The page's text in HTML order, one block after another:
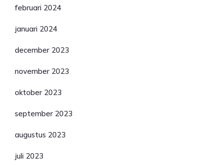
februari 2024
januari 2024
december 2023
november 2023
oktober 2023
september 2023
augustus 2023
juli 2023